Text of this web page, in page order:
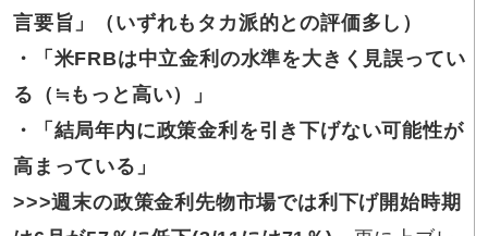
言要旨」（いずれもタカ派的との評価多し）
・「米FRBは中立金利の水準を大きく見誤ってい
る（≒もっと高い）」
・「結局年内に政策金利を引き下げない可能性が
高まっている」
>>>週末の政策金利先物市場では利下げ開始時期